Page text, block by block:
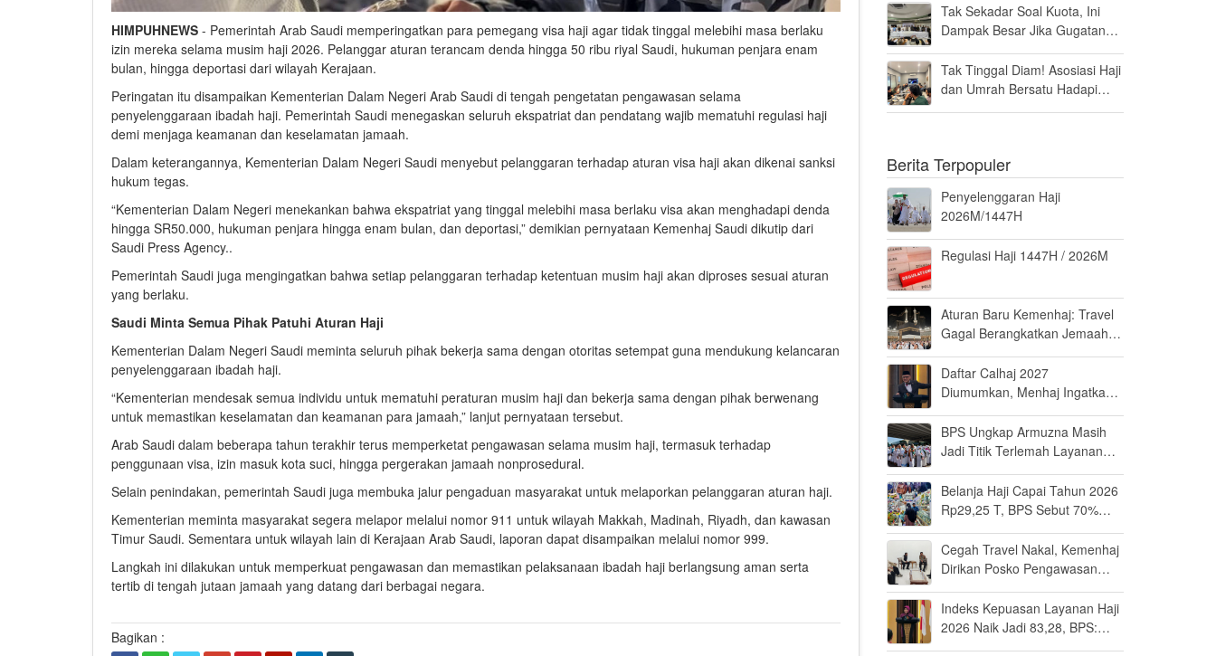
HIMPUHNEWS - Pemerintah Arab Saudi memperingatkan para pemegang visa haji agar tidak tinggal melebihi masa berlaku
izin mereka selama musim haji 2026. Pelanggar aturan terancam denda hingga 50 ribu riyal Saudi, hukuman penjara enam
bulan, hingga deportasi dari wilayah Kerajaan.
Peringatan itu disampaikan Kementerian Dalam Negeri Arab Saudi di tengah pengetatan pengawasan selama
penyelenggaraan ibadah haji. Pemerintah Saudi menegaskan seluruh ekspatriat dan pendatang wajib mematuhi regulasi haji
demi menjaga keamanan dan keselamatan jamaah.
Dalam keterangannya, Kementerian Dalam Negeri Saudi menyebut pelanggaran terhadap aturan visa haji akan dikenai sanksi
hukum tegas.
“Kementerian Dalam Negeri menekankan bahwa ekspatriat yang tinggal melebihi masa berlaku visa akan menghadapi denda
hingga SR50.000, hukuman penjara hingga enam bulan, dan deportasi,” demikian pernyataan Kemenhaj Saudi dikutip dari
Saudi Press Agency..
Pemerintah Saudi juga mengingatkan bahwa setiap pelanggaran terhadap ketentuan musim haji akan diproses sesuai aturan
yang berlaku.
Saudi Minta Semua Pihak Patuhi Aturan Haji
Kementerian Dalam Negeri Saudi meminta seluruh pihak bekerja sama dengan otoritas setempat guna mendukung kelancaran
penyelenggaraan ibadah haji.
“Kementerian mendesak semua individu untuk mematuhi peraturan musim haji dan bekerja sama dengan pihak berwenang
untuk memastikan keselamatan dan keamanan para jamaah,” lanjut pernyataan tersebut.
Arab Saudi dalam beberapa tahun terakhir terus memperketat pengawasan selama musim haji, termasuk terhadap
penggunaan visa, izin masuk kota suci, hingga pergerakan jamaah nonprosedural.
Selain penindakan, pemerintah Saudi juga membuka jalur pengaduan masyarakat untuk melaporkan pelanggaran aturan haji.
Kementerian meminta masyarakat segera melapor melalui nomor 911 untuk wilayah Makkah, Madinah, Riyadh, dan kawasan
Timur Saudi. Sementara untuk wilayah lain di Kerajaan Arab Saudi, laporan dapat disampaikan melalui nomor 999.
Langkah ini dilakukan untuk memperkuat pengawasan dan memastikan pelaksanaan ibadah haji berlangsung aman serta
tertib di tengah jutaan jamaah yang datang dari berbagai negara.
Bagikan :
Tak Sekadar Soal Kuota, Ini
Dampak Besar Jika Gugatan
Tak Tinggal Diam! Asosiasi Haji
dan Umrah Bersatu Hadapi
Berita Terpopuler
Penyelenggaran Haji
2026M/1447H
Regulasi Haji 1447H / 2026M
Aturan Baru Kemenhaj: Travel
Gagal Berangkatkan Jemaah
Daftar Calhaj 2027
Diumumkan, Menhaj Ingatkan
BPS Ungkap Armuzna Masih
Jadi Titik Terlemah Layanan
Belanja Haji Capai Tahun 2026
Rp29,25 T, BPS Sebut 70%
Saudi
Cegah Travel Nakal, Kemenhaj
Dirikan Posko Pengawasan
Indeks Kepuasan Layanan Haji
2026 Naik Jadi 83,28, BPS: